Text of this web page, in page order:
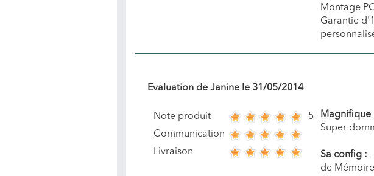
Montage
Garantie
Evaluation de Janine le 31/05/2014
Note produit
5
Communication
Livraison
Magnifique
Super
Sa config :
de